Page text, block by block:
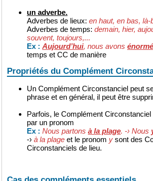
un adverbe.
Adverbes de lieux: en haut, en bas, là-
Adverbes de temps: demain, hier,
souvent, toujours,...
Ex : Aujourd’hui, nous avons
temps et CC de manière
Propriétés du Complément
Un Complément Circonstanciel peut
phrase et en général, il peut être
Parfois, le Complément
par un pronom
Ex : Nous partons à la plage. -› Nous
-› à la plage et le pronom y sont des
Circonstanciels de lieu.